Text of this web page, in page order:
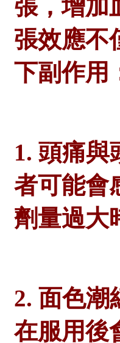
張，增加
張效應不
下副作用
1. 頭痛與
者可能會
劑量過大
2. 面色潮
在服用後